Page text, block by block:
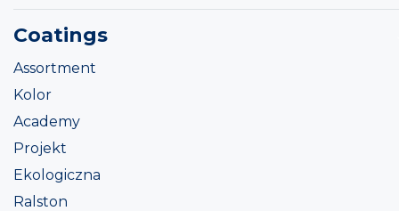
Coatings
Assortment
Kolor
Academy
Projekt
Ekologiczna
Ralston